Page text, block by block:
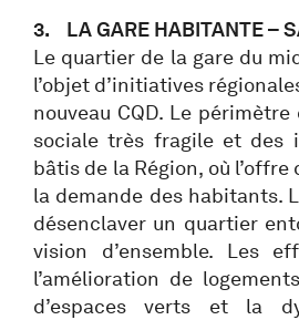
3. LA GARE HABITANTE –
Le quartier de la gare du
l’objet d’initiatives
nouveau CQD. Le
sociale très fragile et des
bâtis de la Région, où
la demande des habitants.
désenclaver un quartier
vision d’ensemble. Les
l’amélioration de
d’espaces verts et la